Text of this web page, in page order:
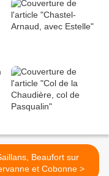
Beaufort sur
Gervanne et Cobonne >